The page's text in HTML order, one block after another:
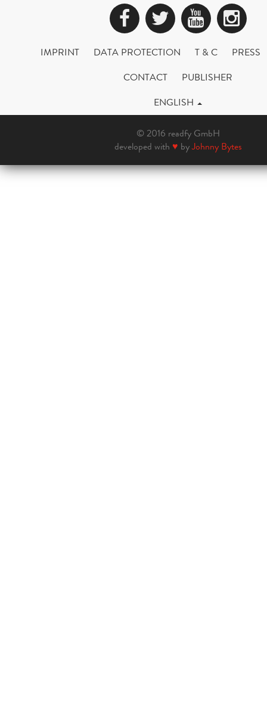
Facebook
Twitter
IMPRINT DATA PROTECTION T & C
PRESS
CONTACT
PUBLISHER
ENGLISH
© 2016 readfy GmbH
developed with ♥ byJohnny Bytes